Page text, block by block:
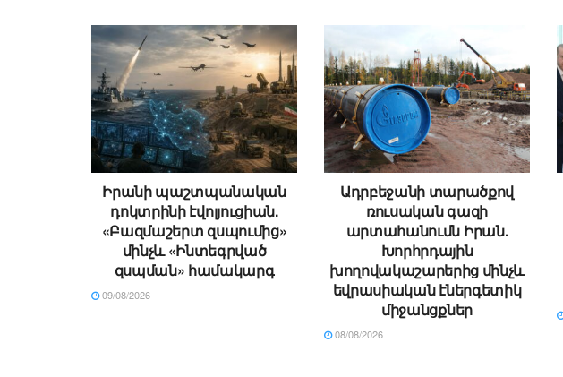
Իրանի պաշտպանական
դոկտրինի էվոլյուցիան.
«Բազմաշերտ զսպումից»
մինչև «Ինտեգրված
զսպման» համակարգ
09/08/2026
Ադրբեջանի տարածքով
ռուսական գազի
արտահանումն Իրան.
Խորհրդային
խողովակաշարերից մինչև
եվրասիական էներգետիկ
միջանցքներ
08/08/2026